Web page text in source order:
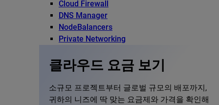
Cloud Firewall
DNS Manager
NodeBalancers
Private Networking
클라우드 요금 보기
소규모 프로젝트부터 글로벌 규모의 배포까지,
귀하의 니즈에 딱 맞는 요금제와 가격을 확인해